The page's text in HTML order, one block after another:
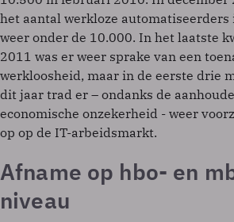
het aantal werkloze automatiseerders
weer onder de 10.000. In het laatste
2011 was er weer sprake van een
werkloosheid, maar in de eerste drie
dit jaar trad er – ondanks de
economische onzekerheid - weer
op op de IT-arbeidsmarkt.
Afname op hbo- en
niveau